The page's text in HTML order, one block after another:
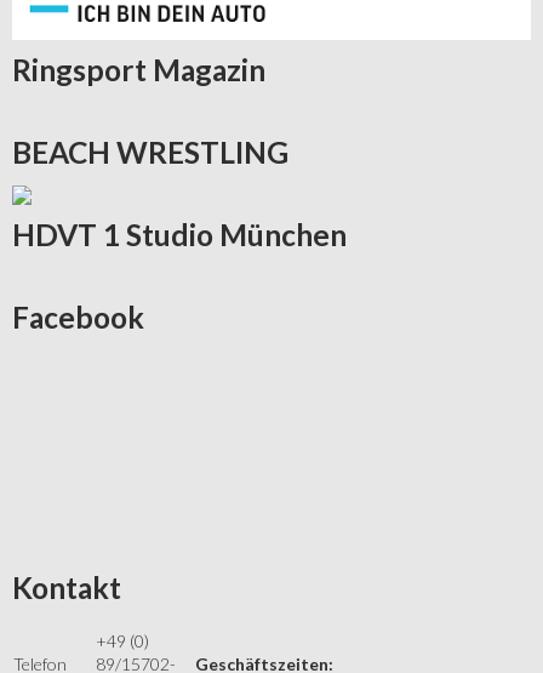
Ringsport Magazin
BEACH WRESTLING
HDVT 1 Studio München
Facebook
Kontakt
Telefon
+49 (0)
89/15702-
Geschäftszeiten: